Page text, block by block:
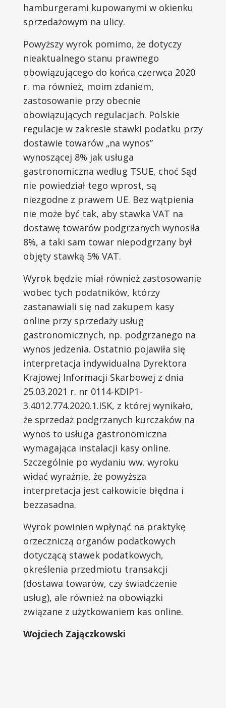
hamburgerami kupowanymi w okienku
sprzedażowym na ulicy.
Powyższy wyrok pomimo, że dotyczy
nieaktualnego stanu prawnego
obowiązującego do końca czerwca 2020
r. ma również, moim zdaniem,
zastosowanie przy obecnie
obowiązujących regulacjach. Polskie
regulacje w zakresie stawki podatku przy
dostawie towarów „na wynos”
wynoszącej 8% jak usługa
gastronomiczna według TSUE, choć Sąd
nie powiedział tego wprost, są
niezgodne z prawem UE. Bez wątpienia
nie może być tak, aby stawka VAT na
dostawę towarów podgrzanych wynosiła
8%, a taki sam towar niepodgrzany był
objęty stawką 5% VAT.
Wyrok będzie miał również zastosowanie
wobec tych podatników, którzy
zastanawiali się nad zakupem kasy
online przy sprzedaży usług
gastronomicznych, np. podgrzanego na
wynos jedzenia. Ostatnio pojawiła się
interpretacja indywidualna Dyrektora
Krajowej Informacji Skarbowej z dnia
25.03.2021 r. nr 0114-KDIP1-
3.4012.774.2020.1.ISK, z której wynikało,
że sprzedaż podgrzanych kurczaków na
wynos to usługa gastronomiczna
wymagająca instalacji kasy online.
Szczególnie po wydaniu ww. wyroku
widać wyraźnie, że powyższa
interpretacja jest całkowicie błędna i
bezzasadna.
Wyrok powinien wpłynąć na praktykę
orzeczniczą organów podatkowych
dotyczącą stawek podatkowych,
określenia przedmiotu transakcji
(dostawa towarów, czy świadczenie
usług), ale również na obowiązki
związane z użytkowaniem kas online.
Wojciech Zajączkowski